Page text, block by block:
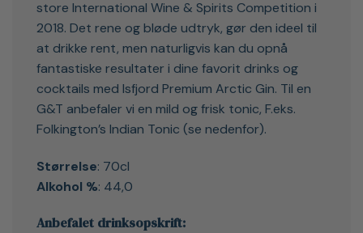
store International Wine & Spirits Competition i
2018. Det rene og bløde udtryk, gør den ideel til
at drikke rent, men naturligvis kan du opnå
fantastiske resultater i dine favorit drinks og
cocktails med Isfjord Premium Arctic Gin. Til en
G&T anbefaler vi en mild og frisk tonic, F.eks.
Folkington’s Indian Tonic (se nedenfor).
Størrelse: 70cl
Alkohol %: 44,0
Anbefalet drinksopskrift: